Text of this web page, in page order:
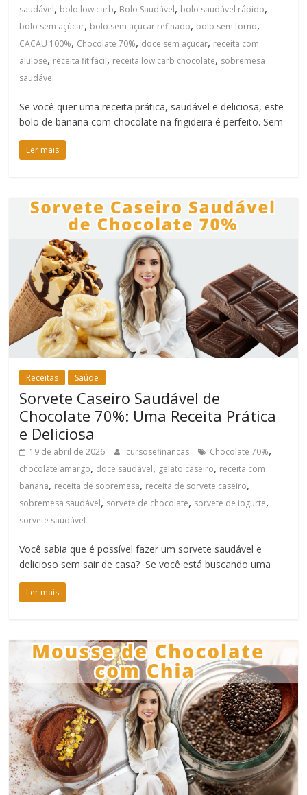
saudável, bolo low carb, Bolo Saudável, bolo saudável rápido,
bolo sem açúcar, bolo sem açúcar refinado, bolo sem forno,
CACAU 100%, Chocolate 70%, doce sem açúcar, receita com
alulose, receita fit fácil, receita low carb chocolate, sobremesa
saudável
Se você quer uma receita prática, saudável e deliciosa, este
bolo de banana com chocolate na frigideira é perfeito. Sem
Ler mais
Receitas Saúde
Sorvete Caseiro Saudável de
Chocolate 70%: Uma Receita Prática
e Deliciosa
19 de abril de 2026 cursosefinancas Chocolate 70%,
chocolate amargo, doce saudável, gelato caseiro, receita com
banana, receita de sobremesa, receita de sorvete caseiro,
sobremesa saudável, sorvete de chocolate, sorvete de iogurte,
sorvete saudável
Você sabia que é possível fazer um sorvete saudável e
delicioso sem sair de casa? Se você está buscando uma
Ler mais